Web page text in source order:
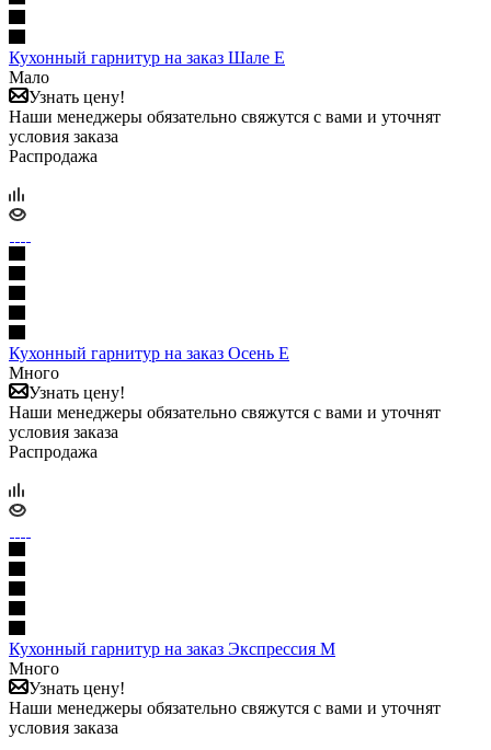
Кухонный гарнитур на заказ Шале Е
Мало
Узнать цену!
Наши менеджеры обязательно свяжутся с вами и уточнят
условия заказа
Распродажа
Кухонный гарнитур на заказ Осень Е
Много
Узнать цену!
Наши менеджеры обязательно свяжутся с вами и уточнят
условия заказа
Распродажа
Кухонный гарнитур на заказ Экспрессия М
Много
Узнать цену!
Наши менеджеры обязательно свяжутся с вами и уточнят
условия заказа